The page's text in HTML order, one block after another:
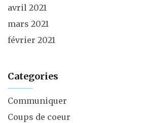
avril 2021
mars 2021
février 2021
Categories
Communiquer
Coups de coeur